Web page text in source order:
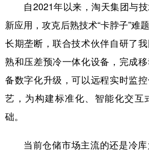
自2021年以来，淘天集团与
新应用，攻克后熟技术“卡脖子”难
长期垄断，联合技术伙伴自研了
熟和压差预冷一体化设备，完成
备数字化升级，可以远程实时监
艺，为构建标准化、智能化交互
础。
当前仓储市场主流的还是冷